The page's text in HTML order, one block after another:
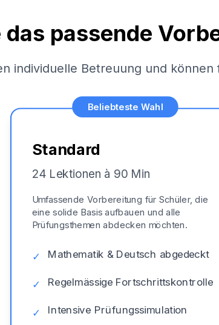
das passende
individuelle Betreuung und
Beliebteste Wahl
Standard
24 Lektionen à 90 Min
Umfassende Vorbereitung für Schüler, die
eine solide Basis aufbauen und alle
Prüfungsthemen abdecken möchten.
✓ Mathematik & Deutsch abgedeckt
✓ Regelmässige Fortschrittskontrolle
✓ Intensive Prüfungssimulation